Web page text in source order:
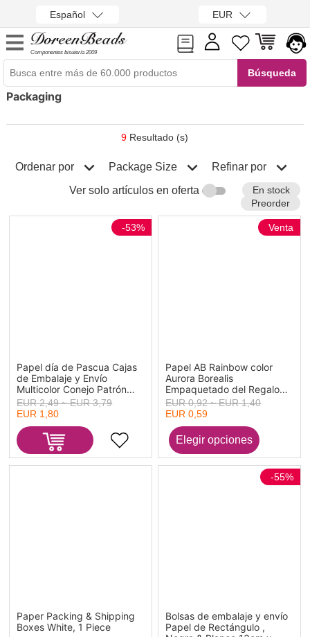
Español EUR
Componentes bisutería 2009
Packaging
9 Resultado (s)
Ordenar por Package Size Refinar por
Ver solo artículos en oferta
En stock
Preorder
Papel día de Pascua Cajas
de Embalaje y Envío
Multicolor Conejo Patrón
10.5cm x 7cm x 5cm 1
Juego
-53%
EUR 2,49 ~ EUR 3,79
EUR 1,80
Papel AB Rainbow color
Aurora Borealis
Empaquetado del Regalo
Rectángulo " Muchas
Gracias " 9cm x 5cm 1
Paquete (Aprox
50PCs/Paquete)
Venta
EUR 0,92 ~ EUR 1,40
EUR 0,59
Paper Packing & Shipping
Boxes White, 1 Piece
Bolsas de embalaje y envío
Papel de Rectángulo ,
-55%